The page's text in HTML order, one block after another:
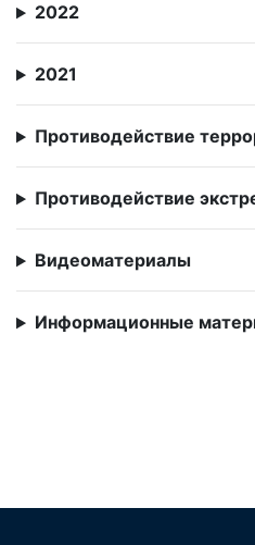
2022
2021
Противодействие
Противодействие
Видеоматериалы
Информационные